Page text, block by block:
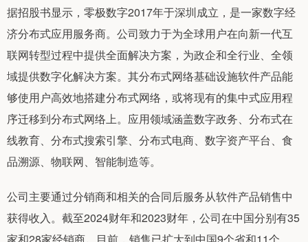
据招股书显示，零极数字2017年于深圳成立，是一家数字经
济分布式应用服务商。公司致力于为全球用户在向新一代互
联网转型过程中提供全面解决方案，为政企和全行业、全领
域提供数字化解决方案。其分布式网络基础设施软件产品能
够使用户高效地搭建分布式网络，或将现有的集中式应用程
序迁移到分布式网络上。应用领域涵盖数字政务、分布式在
线教育、分布式搜索引擎、分布式电商、数字资产平台、食
品溯源、物联网、智能制造等。
公司主要通过分销商和相关的合同后服务从软件产品销售中
获得收入。截至2024财年和2023财年，公司在中国分别有35